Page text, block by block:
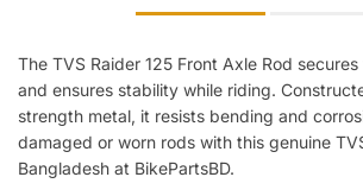
The TVS Raider 125 Front Axle Rod
and ensures stability while riding.
strength metal, it resists bending and
damaged or worn rods with this genuine
Bangladesh at BikePartsBD.